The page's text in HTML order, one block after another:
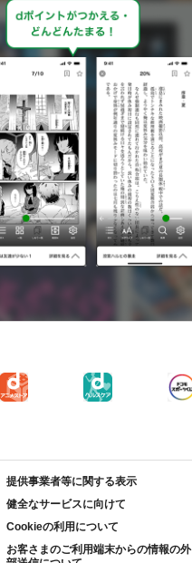
提供事業者等に関する表示
健全なサービスに向けて
Cookieの利用について
お客さまのご利用端末からの情報の外